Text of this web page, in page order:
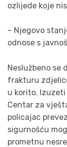
ozlijede koje
– Njegovo
odnose s
Neslužbeno se
frakturu
u korito.
Centar za
policajac
sigurnošću
prometnu